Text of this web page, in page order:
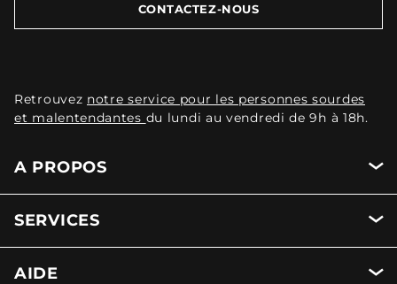
CONTACTEZ-NOUS
Retrouvez notre service pour les personnes sourdes
et malentendantes du lundi au vendredi de 9h à 18h.
A PROPOS
SERVICES
AIDE